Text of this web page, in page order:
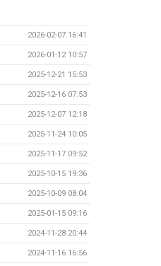
2026-02-07 16:41
2026-01-12 10:57
2025-12-21 15:53
2025-12-16 07:53
2025-12-07 12:18
2025-11-24 10:05
2025-11-17 09:52
2025-10-15 19:36
2025-10-09 08:04
2025-01-15 09:16
2024-11-28 20:44
2024-11-16 16:56